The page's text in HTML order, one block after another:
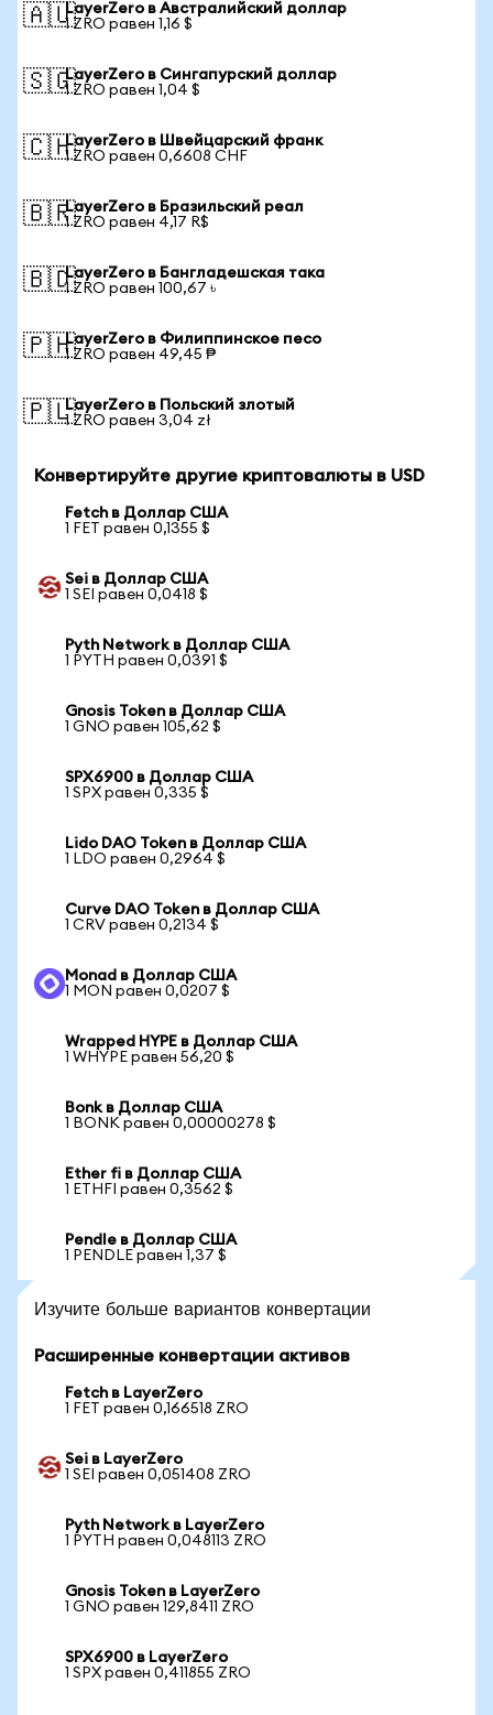
🇦🇺LayerZero в Австралийский доллар
1 ZRO равен 1,16 $
🇸🇬LayerZero в Сингапурский доллар
1 ZRO равен 1,04 $
🇨🇭LayerZero в Швейцарский франк
1 ZRO равен 0,6608 CHF
🇧🇷LayerZero в Бразильский реал
1 ZRO равен 4,17 R$
🇧🇩LayerZero в Бангладешская така
1 ZRO равен 100,67 ৳
🇵🇭LayerZero в Филиппинское песо
1 ZRO равен 49,45 ₱
🇵🇱LayerZero в Польский злотый
1 ZRO равен 3,04 zł
Конвертируйте другие криптовалюты в USD
Fetch в Доллар США
1 FET равен 0,1355 $
Sei в Доллар США
1 SEI равен 0,0418 $
Pyth Network в Доллар США
1 PYTH равен 0,0391 $
Gnosis Token в Доллар США
1 GNO равен 105,62 $
SPX6900 в Доллар США
1 SPX равен 0,335 $
Lido DAO Token в Доллар США
1 LDO равен 0,2964 $
Curve DAO Token в Доллар США
1 CRV равен 0,2134 $
Monad в Доллар США
1 MON равен 0,0207 $
Wrapped HYPE в Доллар США
1 WHYPE равен 56,20 $
Bonk в Доллар США
1 BONK равен 0,00000278 $
Ether fi в Доллар США
1 ETHFI равен 0,3562 $
Pendle в Доллар США
1 PENDLE равен 1,37 $
Изучите больше вариантов конвертации
Расширенные конвертации активов
Fetch в LayerZero
1 FET равен 0,166518 ZRO
Sei в LayerZero
1 SEI равен 0,051408 ZRO
Pyth Network в LayerZero
1 PYTH равен 0,048113 ZRO
Gnosis Token в LayerZero
1 GNO равен 129,8411 ZRO
SPX6900 в LayerZero
1 SPX равен 0,411855 ZRO